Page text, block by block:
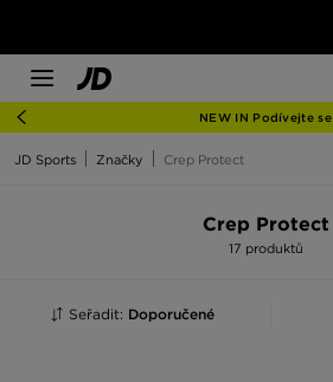
NEW IN Podívejte se
JD Sports Značky Crep Protect
Crep Protect
17 produktů
Seřadit: Doporučené